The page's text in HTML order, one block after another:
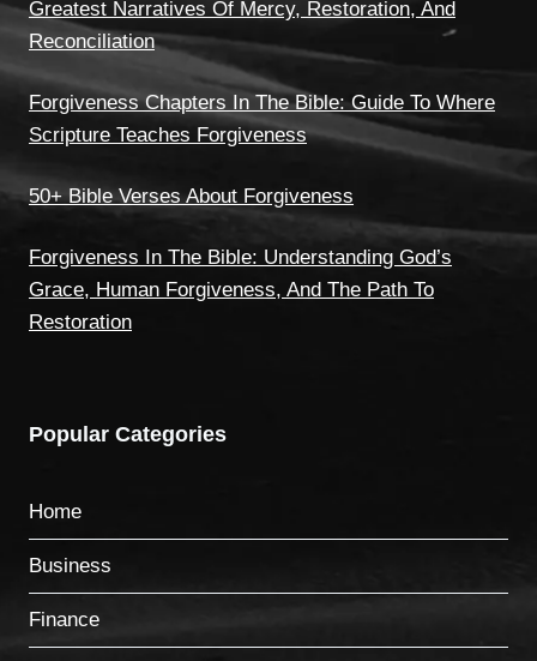
Greatest Narratives Of Mercy, Restoration, And
Reconciliation
Forgiveness Chapters In The Bible: Guide To Where
Scripture Teaches Forgiveness
50+ Bible Verses About Forgiveness
Forgiveness In The Bible: Understanding God’s
Grace, Human Forgiveness, And The Path To
Restoration
Popular Categories
Home
Business
Finance